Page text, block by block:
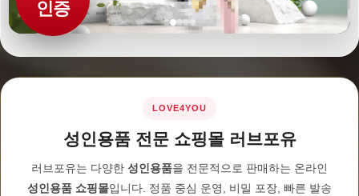
LOVE4YOU
성인용품 전문 쇼핑몰 러브포유
러브포유는 다양한 성인용품을 전문적으로 판매하는 온라인
성인용품 쇼핑몰입니다. 정품 중심 운영, 비밀 포장, 빠른 발송
인증